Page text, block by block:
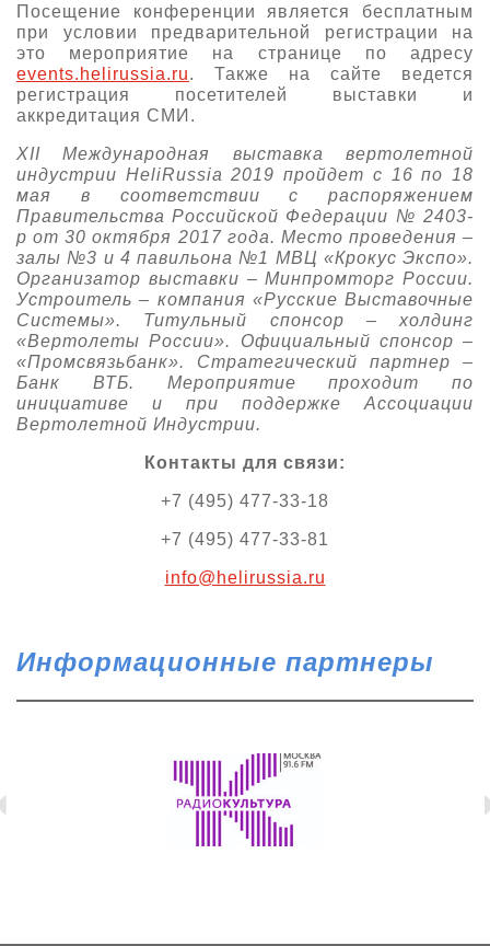
Посещение конференции является бесплатным
при условии предварительной регистрации на
это мероприятие на странице по адресу
events.helirussia.ru. Также на сайте ведется
регистрация посетителей выставки и
аккредитация СМИ.
XII Международная выставка вертолетной
индустрии HeliRussia 2019 пройдет c 16 по 18
мая в соответствии с распоряжением
Правительства Российской Федерации № 2403-
р от 30 октября 2017 года. Место проведения –
залы №3 и 4 павильона №1 МВЦ «Крокус Экспо».
Организатор выставки – Минпромторг России.
Устроитель – компания «Русские Выставочные
Системы». Титульный спонсор – холдинг
«Вертолеты России». Официальный спонсор –
«Промсвязьбанк». Стратегический партнер –
Банк ВТБ. Мероприятие проходит по
инициативе и при поддержке Ассоциации
Вертолетной Индустрии.
Контакты для связи:
+7 (495) 477-33-18
+7 (495) 477-33-81
info@helirussia.ru
Информационные партнеры